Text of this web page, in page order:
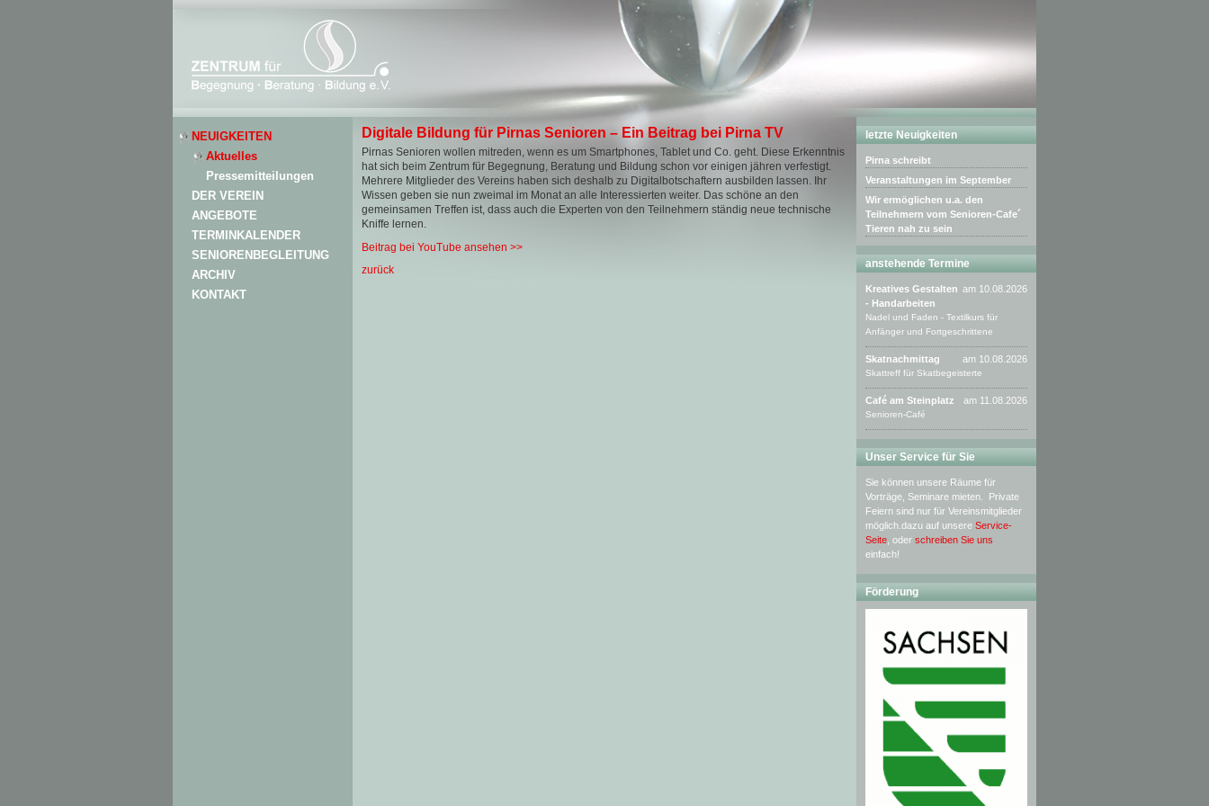
NEUIGKEITEN
Aktuelles
Pressemitteilungen
DER VEREIN
ANGEBOTE
TERMINKALENDER
SENIORENBEGLEITUNG
ARCHIV
KONTAKT
Digitale Bildung für Pirnas Senioren – Ein Beitrag bei Pirna TV
Pirnas Senioren wollen mitreden, wenn es um Smartphones, Tablet und Co. geht. Diese Erkenntnis
hat sich beim Zentrum für Begegnung, Beratung und Bildung schon vor einigen jähren verfestigt.
Mehrere Mitglieder des Vereins haben sich deshalb zu Digitalbotschaftern ausbilden lassen. Ihr
Wissen geben sie nun zweimal im Monat an alle Interessierten weiter. Das schöne an den
gemeinsamen Treffen ist, dass auch die Experten von den Teilnehmern ständig neue technische
Kniffe lernen.
Beitrag bei YouTube ansehen >>
zurück
letzte Neuigkeiten
Pirna schreibt
Veranstaltungen im September
Wir ermöglichen u.a. den
Teilnehmern vom Senioren-Cafe´
Tieren nah zu sein
anstehende Termine
am 10.08.2026
Kreatives Gestalten
- Handarbeiten
Nadel und Faden - Textilkurs für
Anfänger und Fortgeschrittene
am 10.08.2026
Skatnachmittag
Skattreff für Skatbegeisterte
am 11.08.2026
Café am Steinplatz
Senioren-Café
Unser Service für Sie
Sie können unsere Räume für
Vorträge, Seminare mieten. Private
Feiern sind nur für Vereinsmitglieder
möglich.dazu auf unsere Service-
Seite , oder schreiben Sie uns
einfach!
Förderung